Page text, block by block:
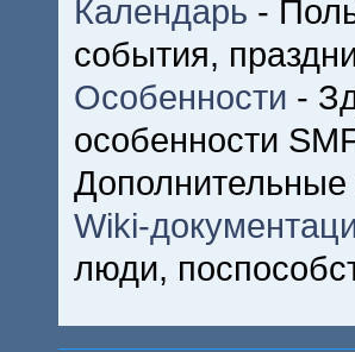
Календарь -
события,
Особенности -
особенности
Дополнительные
Wiki-
люди,